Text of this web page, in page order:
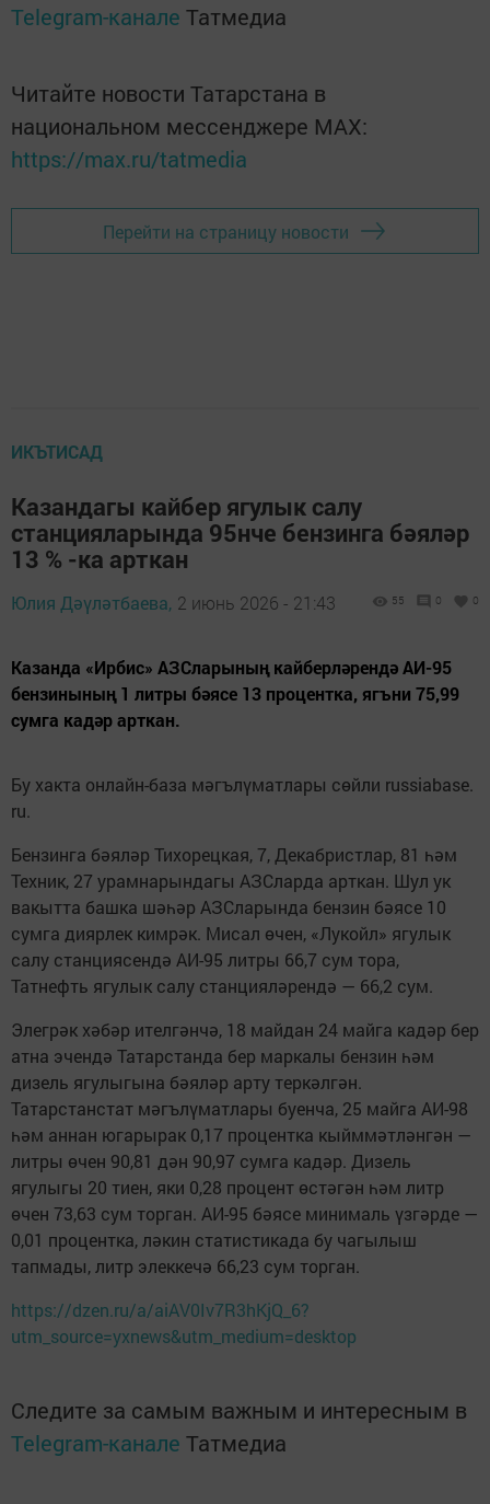
Telegram-канале Татмедиа
Читайте новости Татарстана в
национальном мессенджере MАХ:
https://max.ru/tatmedia
Перейти на страницу новости
ИКЪТИСАД
Казандагы кайбер ягулык салу
станцияларында 95нче бензинга бәяләр
13 % -ка арткан
Юлия Дәүләтбаева, 2 июнь 2026 - 21:43 55 0 0
Казанда «Ирбис» АЗСларының кайберләрендә АИ-95
бензинының 1 литры бәясе 13 процентка, ягъни 75,99
сумга кадәр арткан.
Бу хакта онлайн-база мәгълүматлары сөйли russiabase.
ru.
Бензинга бәяләр Тихорецкая, 7, Декабристлар, 81 һәм
Техник, 27 урамнарындагы АЗСларда арткан. Шул ук
вакытта башка шәһәр АЗСларында бензин бәясе 10
сумга диярлек кимрәк. Мисал өчен, «Лукойл» ягулык
салу станциясендә АИ-95 литры 66,7 сум тора,
Татнефть ягулык салу станцияләрендә — 66,2 сум.
Элегрәк хәбәр ителгәнчә, 18 майдан 24 майга кадәр бер
атна эчендә Татарстанда бер маркалы бензин һәм
дизель ягулыгына бәяләр арту теркәлгән.
Татарстанстат мәгълүматлары буенча, 25 майга АИ-98
һәм аннан югарырак 0,17 процентка кыйммәтләнгән —
литры өчен 90,81 дән 90,97 сумга кадәр. Дизель
ягулыгы 20 тиен, яки 0,28 процент өстәгән һәм литр
өчен 73,63 сум торган. АИ-95 бәясе минималь үзгәрде —
0,01 процентка, ләкин статистикада бу чагылыш
тапмады, литр элеккечә 66,23 сум торган.
https://dzen.ru/a/aiAV0Iv7R3hKjQ_6?
utm_source=yxnews&utm_medium=desktop
Следите за самым важным и интересным в
Telegram-канале Татмедиа